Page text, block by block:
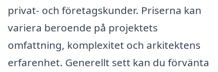
privat- och företagskunder. Priserna kan
variera beroende på projektets
omfattning, komplexitet och arkitektens
erfarenhet. Generellt sett kan du förvänta